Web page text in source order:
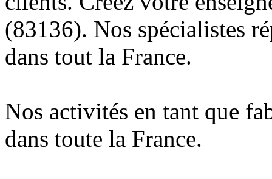
(83136). Nos spécialistes
dans tout la France.
Nos activités en tant que
dans toute la France.